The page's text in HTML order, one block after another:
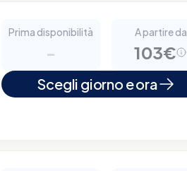
Prima disponibilità
-
A partire da
103€
Scegli giorno e ora